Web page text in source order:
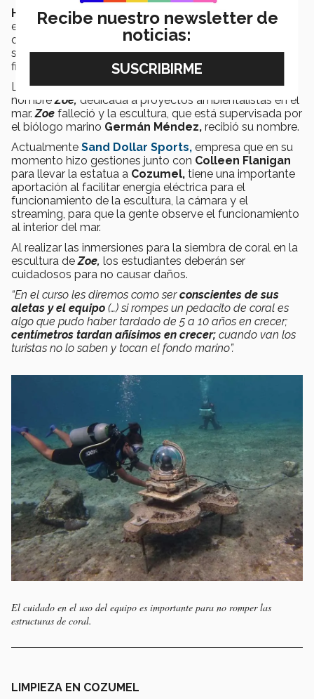
Hace 3 años Colleen Flanigan,escultora y
estudiante de la Universidad de California (UCLA)
creó una efigie que al inicio estaría en el museo
submarino deCancún;por logística fue llevada
finalmente a
Cozumel.
La escultura fue construida en honor a una chica de
nombreZoe, dedicada a proyectos ambientalistas en el
mar.Zoe falleció y la escultura, que está supervisada por
el biólogo marino Germán Méndez, recibió su nombre.
Actualmente Sand Dollar Sports, empresa que en su
momento hizo gestiones junto con Colleen Flanigan
para llevar la estatua a Cozumel, tiene una importante
aportación al facilitar energía eléctrica para el
funcionamiento de la escultura, la cámara y el
streaming, para que la gente observe el funcionamiento
al interior del mar.
Al realizar las inmersiones para la siembra de coral en la
escultura deZoe, los estudiantes deberán ser
cuidadosos para no causar daños.
“En el curso les diremos como serconscientes de sus
aletas y el equipo (…) si rompes un pedacito de coral es
algo que pudo haber tardado de 5 a 10 años en crecer;
centímetros tardan añísimos en crecer; cuando van los
turistas no lo saben y tocan el fondo marino”.
El cuidado en el uso del equipo es importante para no romper las
estructuras de coral.
LIMPIEZA EN COZUMEL
Recibe nuestro newsletter de
noticias: